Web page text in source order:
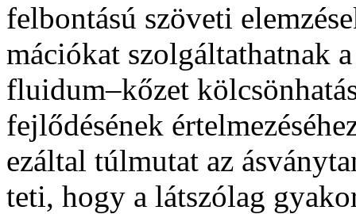
felbontású szöveti
má­ció­kat szolgáltathatnak
fluidum–kőzet
fejlő­désének
ezáltal túlmutat az
te­ti, hogy a látszólag